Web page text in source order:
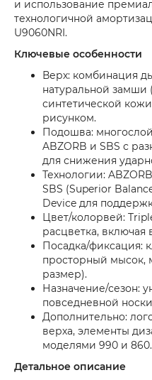
и использование
технологичной
U9060NRI.
Ключевые особенности
Верх: комбинация
натуральной замши
синтетической
рисунком.
Подошва:
ABZORB и SBS с
для снижения
Технологии:
SBS (Superior
Device для
Цвет/колорвей:
расцветка,
Посадка/фиксация:
просторный мысок,
размер).
Назначение/сезон:
повседневной
Дополнительно:
верха, элементы
моделями 990 и 860.
Детальное описание